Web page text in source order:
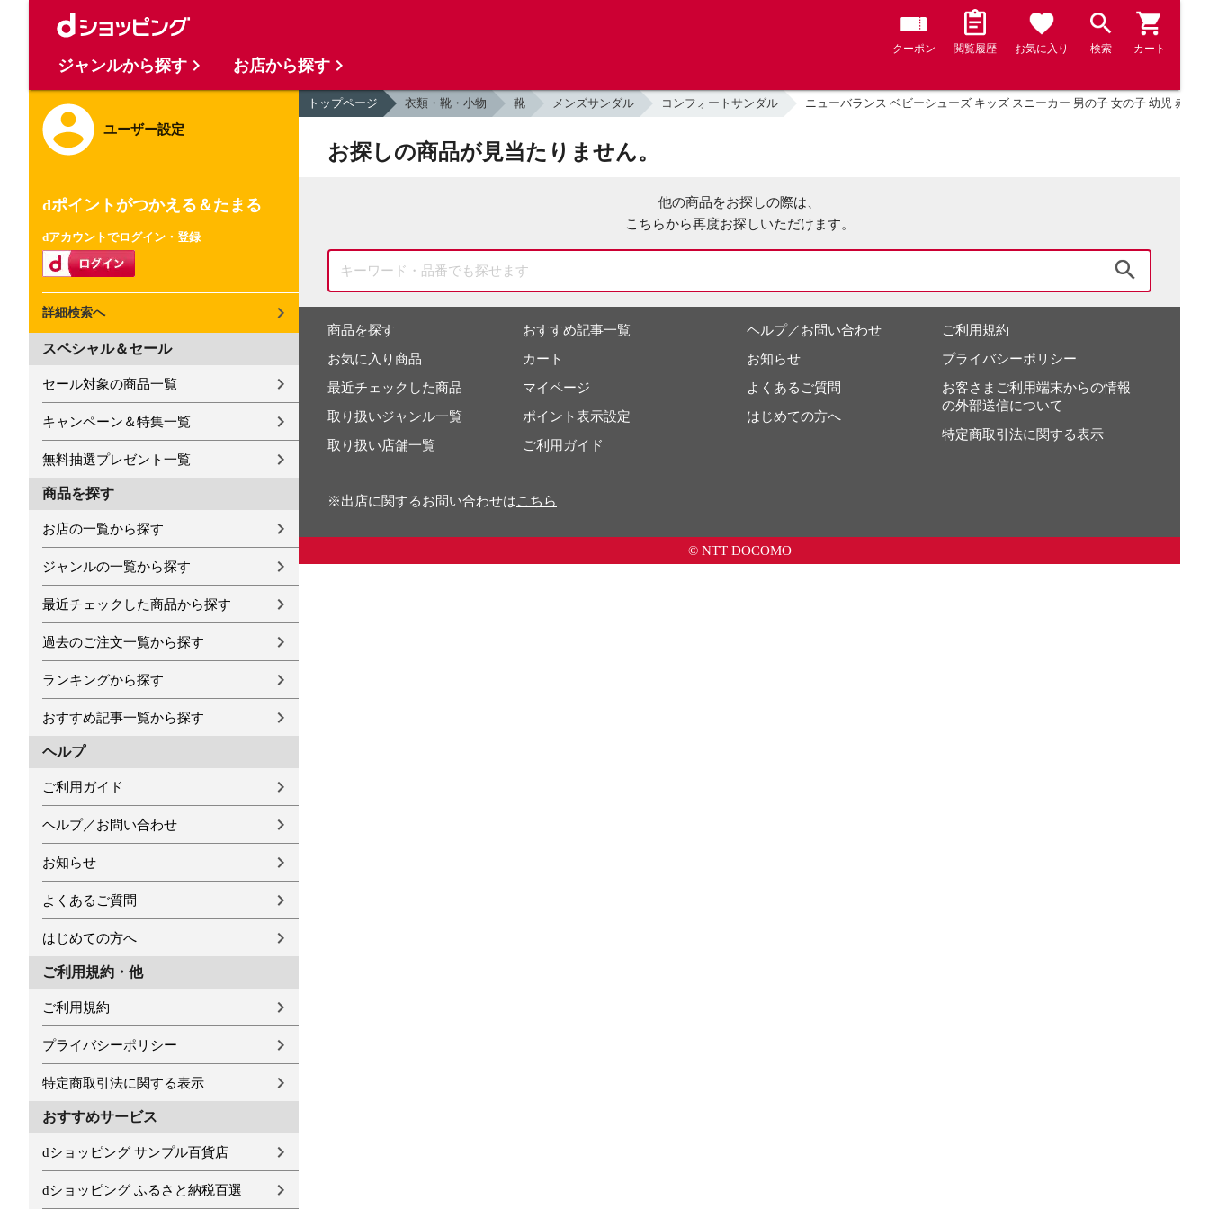
クーポン 閲覧履歴 お気に入り 検索 カート
ユーザー設定
dポイントがつかえる＆たまる
dアカウントでログイン・登録
詳細検索へ
スペシャル＆セール
セール対象の商品一覧
キャンペーン＆特集一覧
無料抽選プレゼント一覧
商品を探す
お店の一覧から探す
ジャンルの一覧から探す
最近チェックした商品から探す
過去のご注文一覧から探す
ランキングから探す
おすすめ記事一覧から探す
ヘルプ
ご利用ガイド
ヘルプ／お問い合わせ
お知らせ
よくあるご質問
はじめての方へ
ご利用規約・他
ご利用規約
プライバシーポリシー
特定商取引法に関する表示
おすすめサービス
dショッピング サンプル百貨店
dショッピング ふるさと納税百選
トップページ 衣類・靴・小物 靴 メンズサンダル コンフォートサンダル ニューバランス ベビーシューズ キッズ スニーカー 男の子 女の子 幼児 赤ち
お探しの商品が見当たりません。
他の商品をお探しの際は、
こちらから再度お探しいただけます。
商品を探す
お気に入り商品
最近チェックした商品
取り扱いジャンル一覧
取り扱い店舗一覧
おすすめ記事一覧
カート
マイページ
ポイント表示設定
ご利用ガイド
ヘルプ／お問い合わせ
お知らせ
よくあるご質問
はじめての方へ
ご利用規約
プライバシーポリシー
お客さまご利用端末からの情報
の外部送信について
特定商取引法に関する表示
※出店に関するお問い合わせはこちら
© NTT DOCOMO
ジャンルから探す お店から探す